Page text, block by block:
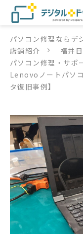
パソコン修理
サービス
店舗紹介
デジタルドックブログ
パソコン修理ならデ
店舗紹介
福井
パソコン修理・サポ
Lenovoノートパソ
タ復旧事例】